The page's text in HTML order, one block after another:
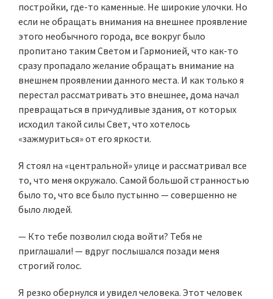
постройки, где-то каменные. Не широкие улочки. Но
если не обращать внимания на внешнее проявление
этого необычного города, все вокруг было
пропитано таким Светом и Гармонией, что как-то
сразу пропадало желание обращать внимание на
внешнем проявлении данного места. И как только я
перестал рассматривать это внешнее, дома начал
превращаться в причудливые здания, от которых
исходил такой силы Свет, что хотелось
«зажмуриться» от его яркости.
Я стоял на «центральной» улице и рассматривал все
то, что меня окружало. Самой большой странностью
было то, что все было пустынно — совершенно не
было людей.
— Кто тебе позволил сюда войти? Тебя не
приглашали! — вдруг послышался позади меня
строгий голос.
Я резко обернулся и увидел человека. Этот человек